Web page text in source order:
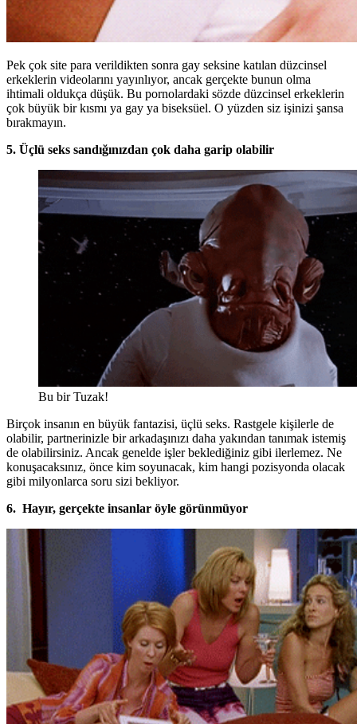
Pek çok site para verildikten sonra gay seksine katılan düzcinsel
erkeklerin videolarını yayınlıyor, ancak gerçekte bunun olma
ihtimali oldukça düşük. Bu pornolardaki sözde düzcinsel erkeklerin
çok büyük bir kısmı ya gay ya biseksüel. O yüzden siz işinizi şansa
bırakmayın.
5. Üçlü seks sandığınızdan çok daha garip olabilir
Bu bir Tuzak!
Birçok insanın en büyük fantazisi, üçlü seks. Rastgele kişilerle de
olabilir, partnerinizle bir arkadaşınızı daha yakından tanımak istemiş
de olabilirsiniz. Ancak genelde işler beklediğiniz gibi ilerlemez. Ne
konuşacaksınız, önce kim soyunacak, kim hangi pozisyonda olacak
gibi milyonlarca soru sizi bekliyor.
6. Hayır, gerçekte insanlar öyle görünmüyor